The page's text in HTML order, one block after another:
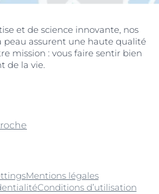
et de science innovante, nos
peau assurent une haute qualité
mission : vous faire sentir bien
de la vie.
Mentions légales
Conditions d’utilisation